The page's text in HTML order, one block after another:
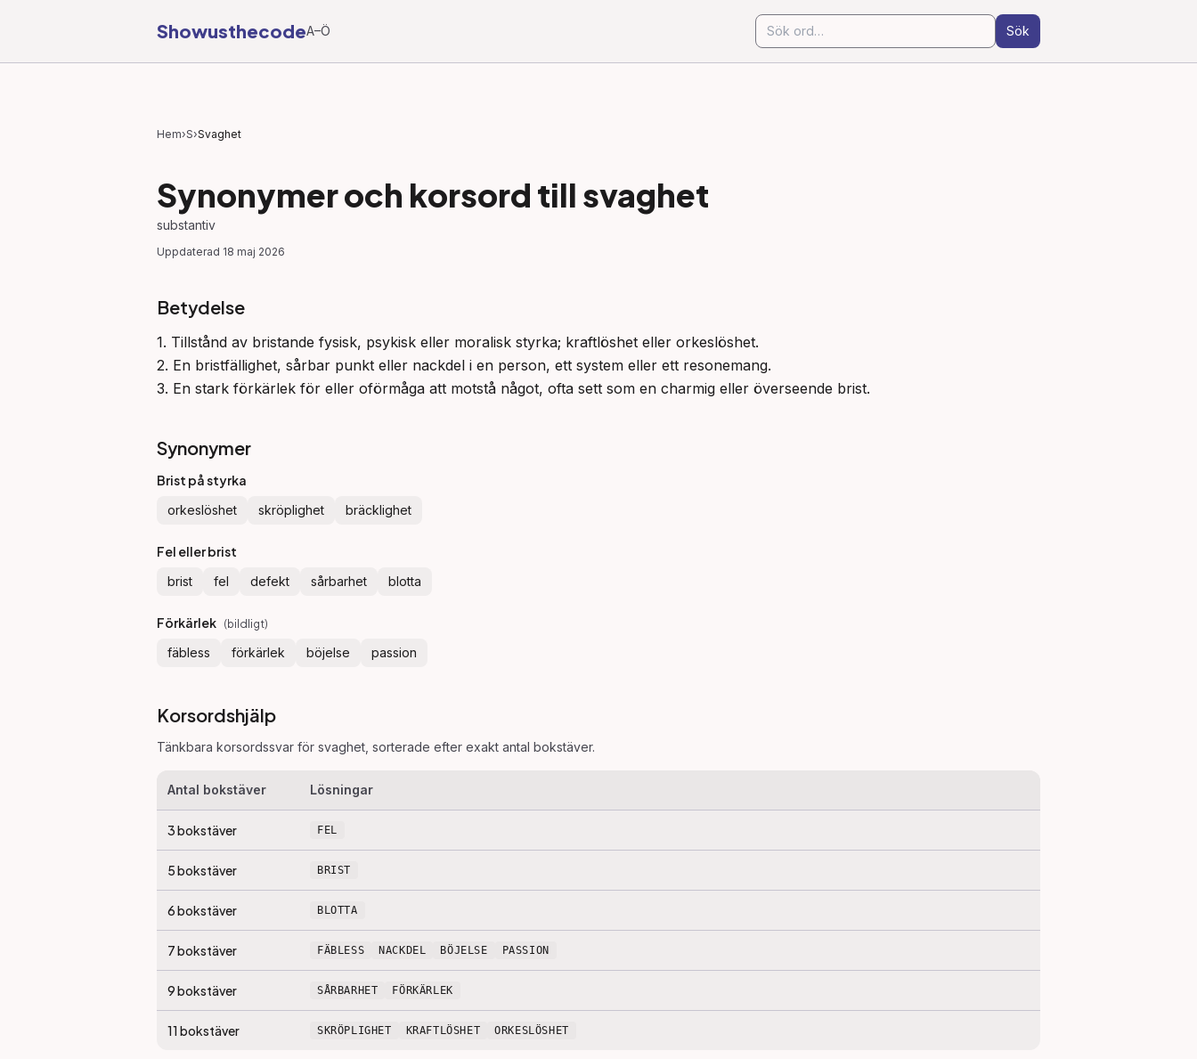
ShowusthecodeA–Ö Sök
Hem›S›Svaghet
Synonymer och korsord till svaghet
substantiv
Uppdaterad 18 maj 2026
Betydelse
1. Tillstånd av bristande fysisk, psykisk eller moralisk styrka; kraftlöshet eller orkeslöshet.
2. En bristfällighet, sårbar punkt eller nackdel i en person, ett system eller ett resonemang.
3. En stark förkärlek för eller oförmåga att motstå något, ofta sett som en charmig eller överseende brist.
Synonymer
Brist på styrka
orkeslöshet skröplighet bräcklighet
Fel eller brist
brist fel defekt sårbarhet blotta
Förkärlek (bildligt)
fäbless förkärlek böjelse passion
Korsordshjälp
Tänkbara korsordssvar för svaghet , sorterade efter exakt antal bokstäver.
Antal bokstäver Lösningar
3bokstäver FEL
5bokstäver BRIST
6bokstäver BLOTTA
7bokstäver FÄBLESS NACKDEL BÖJELSE PASSION
9bokstäver SÅRBARHET FÖRKÄRLEK
11 bokstäver SKRÖPLIGHET KRAFTLÖSHET ORKESLÖSHET